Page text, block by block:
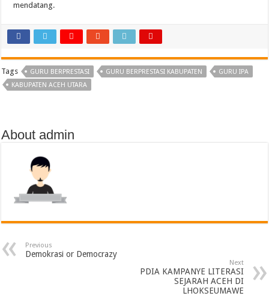
mendatang.
Tags GURU BERPRESTASI GURU BERPRESTASI KABUPATEN
GURU IPA
KABUPATEN ACEH UTARA
About admin
Previous
Demokrasi or Democrazy
Next
PDIA KAMPANYE LITERASI
SEJARAH ACEH DI
LHOKSEUMAWE